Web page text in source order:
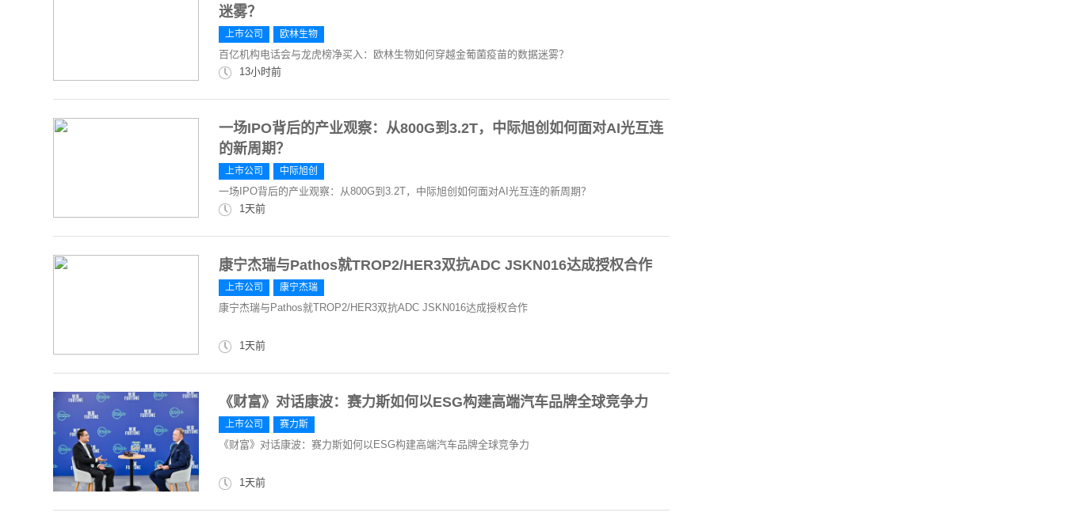
迷雾？
上市公司 欧林生物
百亿机构电话会与龙虎榜净买入：欧林生物如何穿越金葡菌疫苗的数据迷雾？
13小时前
一场IPO背后的产业观察：从800G到3.2T，中际旭创如何面对AI光互连
的新周期？
上市公司 中际旭创
一场IPO背后的产业观察：从800G到3.2T，中际旭创如何面对AI光互连的新周期？
1天前
康宁杰瑞与Pathos就TROP2/HER3双抗ADC JSKN016达成授权合作
上市公司 康宁杰瑞
康宁杰瑞与Pathos就TROP2/HER3双抗ADC JSKN016达成授权合作
1天前
《财富》对话康波：赛力斯如何以ESG构建高端汽车品牌全球竞争力
上市公司 赛力斯
《财富》对话康波：赛力斯如何以ESG构建高端汽车品牌全球竞争力
1天前